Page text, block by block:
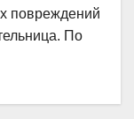
повреждений
По